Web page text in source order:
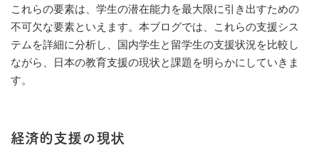
これらの要素は、学生の潜在能力を最大限に引き出すための
不可欠な要素といえます。本ブログでは、これらの支援シス
テムを詳細に分析し、国内学生と留学生の支援状況を比較し
ながら、日本の教育支援の現状と課題を明らかにしていきま
す。
経済的支援の現状